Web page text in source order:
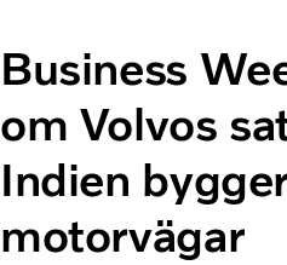
Investerare
Business
om Volvos
Indien
motorvägar